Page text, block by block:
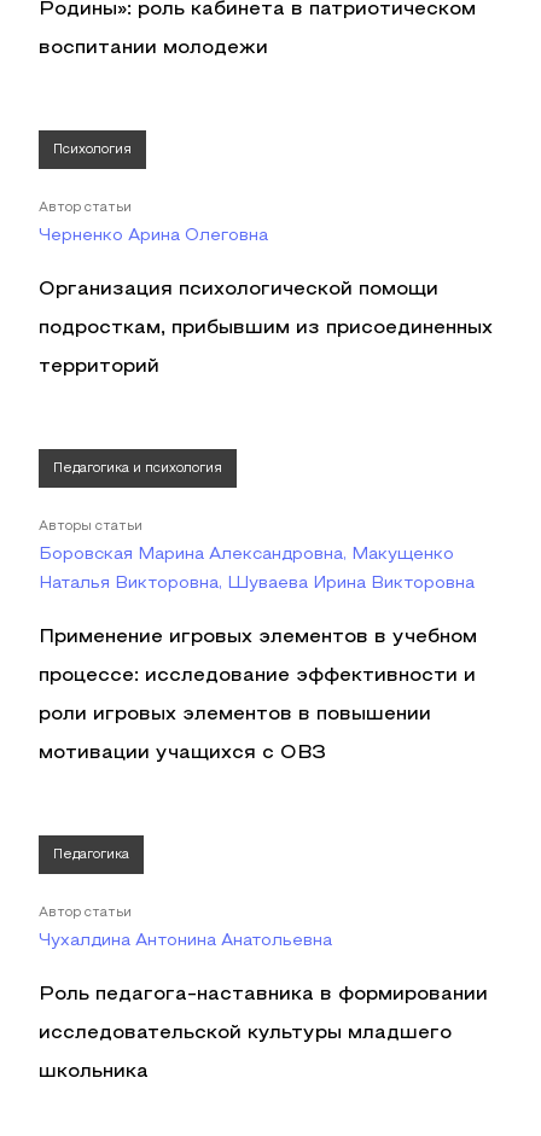
Родины»: роль кабинета в патриотическом
воспитании молодежи
Психология
Автор статьи
Черненко Арина Олеговна
Организация психологической помощи
подросткам, прибывшим из присоединенных
территорий
Педагогика и психология
Авторы статьи
Боровская Марина Александровна, Макущенко
Наталья Викторовна, Шуваева Ирина Викторовна
Применение игровых элементов в учебном
процессе: исследование эффективности и
роли игровых элементов в повышении
мотивации учащихся с ОВЗ
Педагогика
Автор статьи
Чухалдина Антонина Анатольевна
Роль педагога-наставника в формировании
исследовательской культуры младшего
школьника